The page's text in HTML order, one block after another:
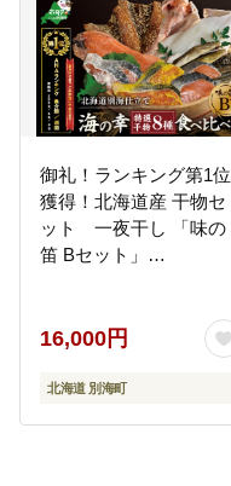
御礼！ランキング第1位
獲得！北海道産 干物セ
ット 一夜干し 「味の
笛 Bセット」
い
16,000円
北海道 別海町